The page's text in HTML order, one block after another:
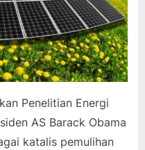
Penelitian Energi
AS Barack Obama
katalis pemulihan